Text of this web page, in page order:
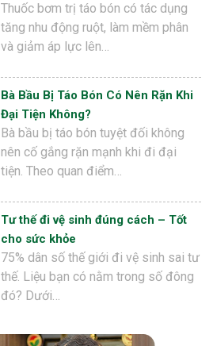
Thuốc bơm trị táo bón có tác dụng
tăng nhu động ruột, làm mềm phân
và giảm áp lực lên…
Bà Bầu Bị Táo Bón Có Nên Rặn Khi
Đại Tiện Không?
Bà bầu bị táo bón tuyệt đối không
nên cố gắng rặn mạnh khi đi đại
tiện. Theo quan điểm…
Tư thế đi vệ sinh đúng cách – Tốt
cho sức khỏe
75% dân số thế giới đi vệ sinh sai tư
thế. Liệu bạn có nằm trong số đông
đó? Dưới…